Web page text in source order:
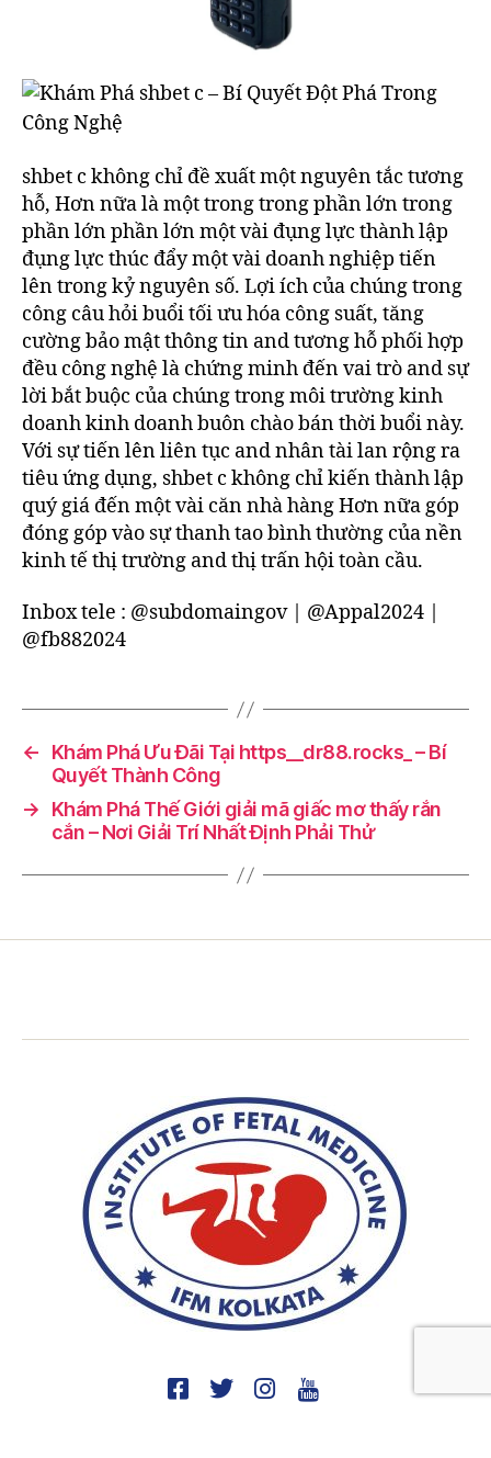
shbet c không chỉ đề xuất một nguyên tắc tương
hỗ, Hơn nữa là một trong trong phần lớn trong
phần lớn phần lớn một vài đụng lực thành lập
đụng lực thúc đẩy một vài doanh nghiệp tiến
lên trong kỷ nguyên số. Lợi ích của chúng trong
công câu hỏi buổi tối ưu hóa công suất, tăng
cường bảo mật thông tin and tương hỗ phối hợp
đều công nghệ là chứng minh đến vai trò and sự
lời bắt buộc của chúng trong môi trường kinh
doanh kinh doanh buôn chào bán thời buổi này.
Với sự tiến lên liên tục and nhân tài lan rộng ra
tiêu ứng dụng, shbet c không chỉ kiến thành lập
quý giá đến một vài căn nhà hàng Hơn nữa góp
đóng góp vào sự thanh tao bình thường của nền
kinh tế thị trường and thị trấn hội toàn cầu.
Inbox tele : @subdomaingov | @Appal2024 |
@fb882024
←
Khám Phá Ưu Đãi Tại https__dr88.rocks_ – Bí
Quyết Thành Công
→
Khám Phá Thế Giới giải mã giấc mơ thấy rắn
cắn – Nơi Giải Trí Nhất Định Phải Thử